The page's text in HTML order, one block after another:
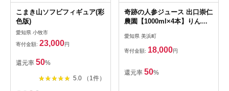
こまき山ソフビフィギュア(彩
色版)
愛知県 小牧市
寄付金額: 23,000円
還元率 50%
5.0 （1件）
奇跡の人参ジュース 出口崇仁
農園【1000ml×4本】りんご
じんジュース 野菜ジュース
ドリンク 果汁 ※離島への配
愛知県 美浜町
寄付金額: 18,000円
還元率 50%